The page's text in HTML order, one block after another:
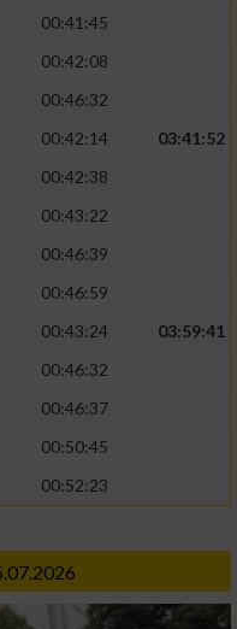
00:41:45
00:42:08
00:46:32
00:42:14
03:41:52
00:42:38
00:43:22
00:46:39
00:46:59
00:43:24
03:59:41
00:46:32
00:46:37
00:50:45
00:52:23